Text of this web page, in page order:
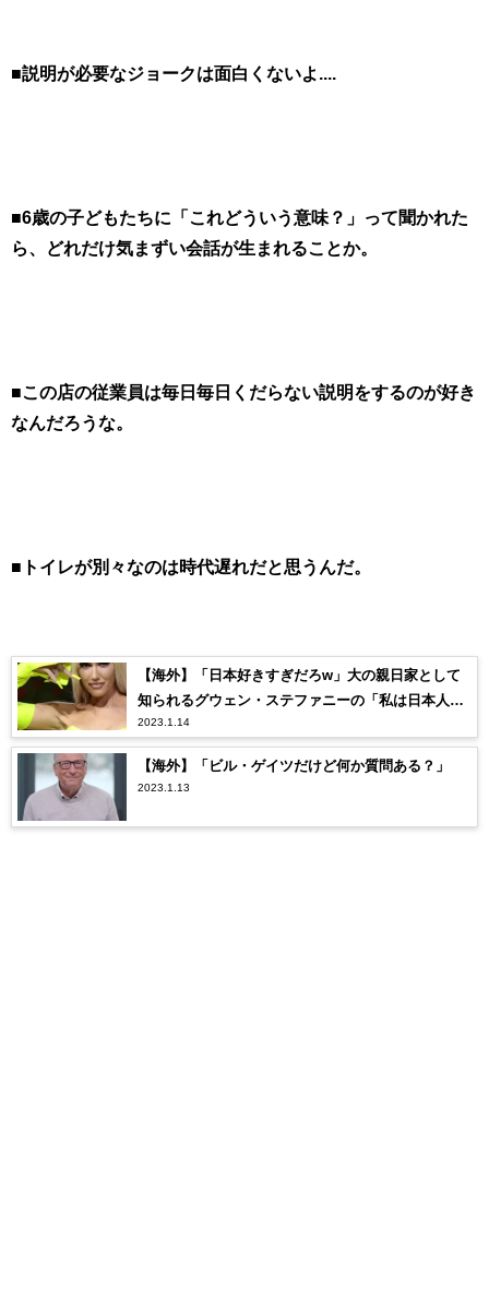
■説明が必要なジョークは面白くないよ....
■6歳の子どもたちに「これどういう意味？」って聞かれた
ら、どれだけ気まずい会話が生まれることか。
■この店の従業員は毎日毎日くだらない説明をするのが好き
なんだろうな。
■トイレが別々なのは時代遅れだと思うんだ。
【海外】「日本好きすぎだろw」大の親日家として
知られるグウェン・ステファニーの「私は日本人」
発言に世界中が大騒ぎ！
2023.1.14
【海外】「ビル・ゲイツだけど何か質問ある？」
2023.1.13